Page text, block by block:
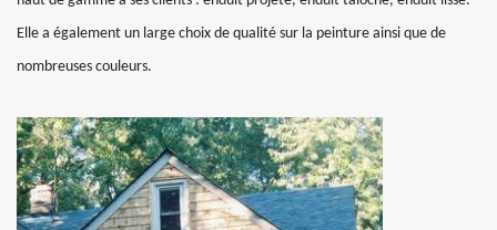
Elle a également un large choix de qualité sur la peinture ainsi que de
nombreuses couleurs.